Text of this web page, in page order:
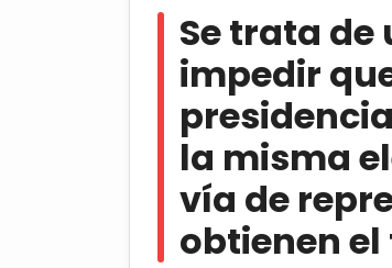
vía de
Abren
Se trata
impedir
la misma
vía de
obtienen